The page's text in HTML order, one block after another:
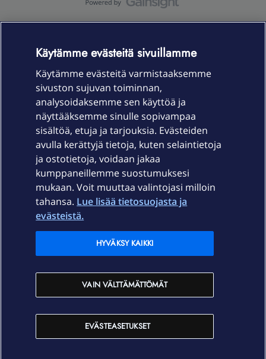
Laitteet & liittymät
Palvelut
Ajankohtaista
Elisa Oyj
In English
Käytämme evästeitä sivuillamme
Käytämme evästeitä varmistaaksemme
sivuston sujuvan toiminnan,
analysoidaksemme sen käyttöä ja
näyttääksemme sinulle sopivampaa
sisältöä, etuja ja tarjouksia. Evästeiden
avulla kerättyjä tietoja, kuten selaintietoja
ja ostotietoja, voidaan jakaa
kumppaneillemme suostumuksesi
mukaan. Voit muuttaa valintojasi milloin
tahansa. Lue lisää tietosuojasta ja
evästeistä.
EVÄSTEASETUKSET
VAIN VÄLTTÄMÄTTÖMÄT
HYVÄKSY KAIKKI